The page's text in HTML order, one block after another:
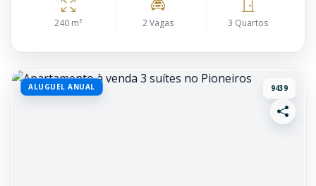
240 m² 2 Vagas 3 Quartos
ALUGUEL ANUAL 9439